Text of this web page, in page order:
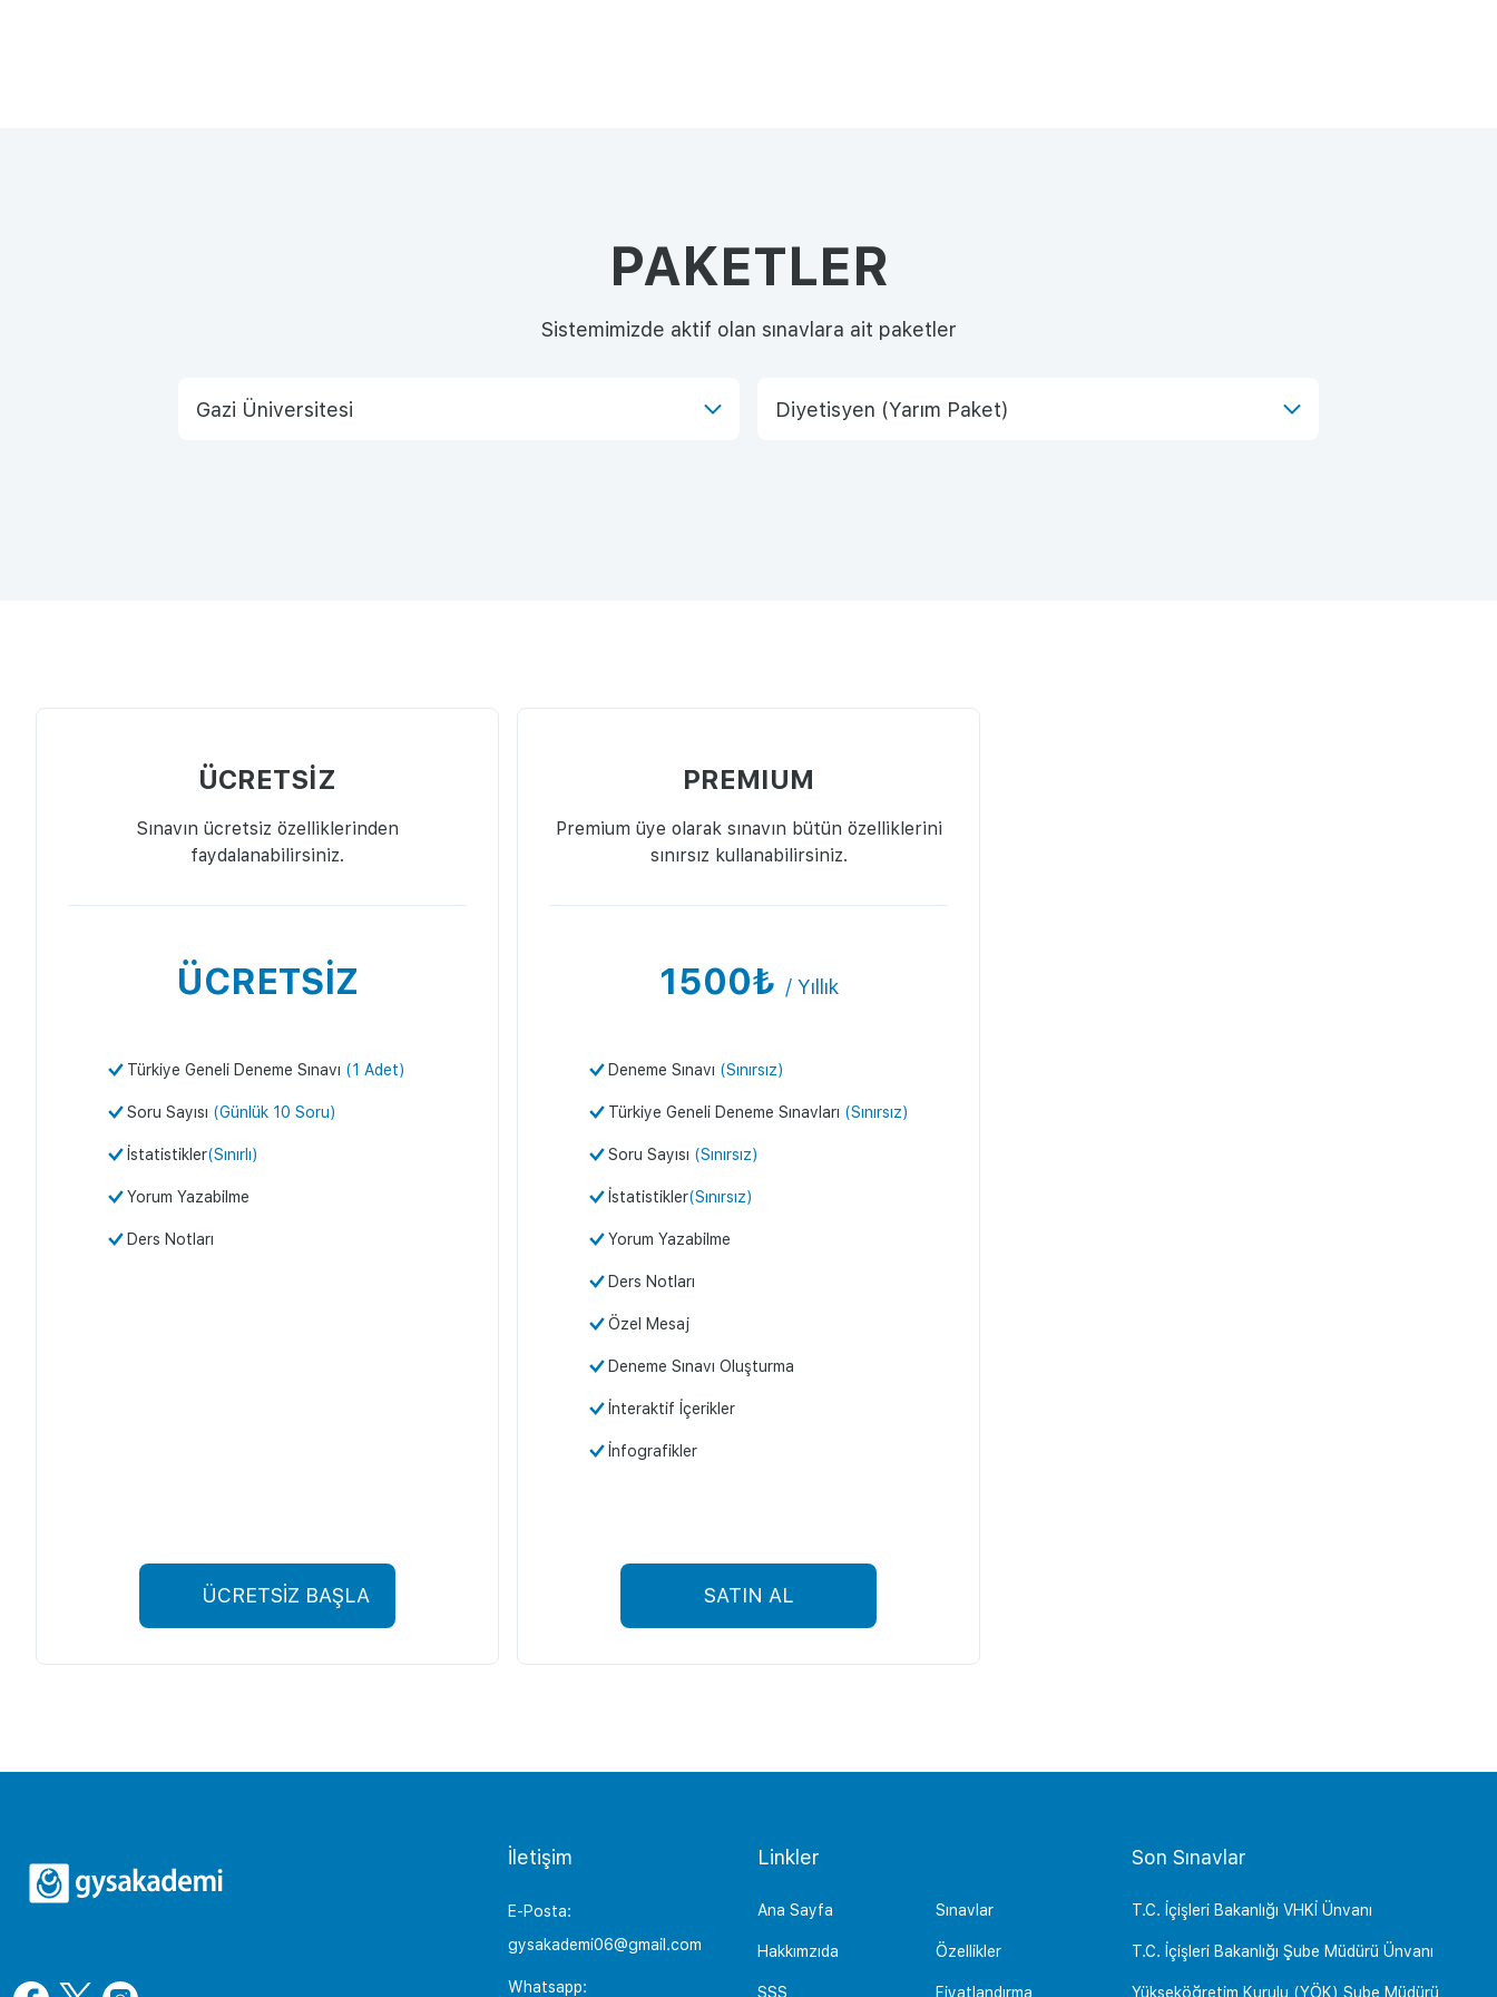
PAKETLER
Sistemimizde aktif olan sınavlara ait paketler
ÜCRETSİZ
Sınavın ücretsiz özelliklerinden
faydalanabilirsiniz.
ÜCRETSİZ
Türkiye Geneli Deneme Sınavı (1 Adet)
Soru Sayısı (Günlük 10 Soru)
İstatistikler(Sınırlı)
Yorum Yazabilme
Ders Notları
ÜCRETSİZ BAŞLA
PREMIUM
Premium üye olarak sınavın bütün özelliklerini
sınırsız kullanabilirsiniz.
1500₺ / Yıllık
Deneme Sınavı (Sınırsız)
Türkiye Geneli Deneme Sınavları (Sınırsız)
Soru Sayısı (Sınırsız)
İstatistikler(Sınırsız)
Yorum Yazabilme
Ders Notları
Özel Mesaj
Deneme Sınavı Oluşturma
İnteraktif İçerikler
İnfografikler
SATIN AL
İletişim
E-Posta:
gysakademi06@gmail.com
Whatsapp:
Linkler
Ana Sayfa
Hakkımzıda
SSS
Sınavlar
Özellikler
Fiyatlandırma
Son Sınavlar
T.C. İçişleri Bakanlığı VHKİ Ünvanı
T.C. İçişleri Bakanlığı Şube Müdürü Ünvanı
Yükseköğretim Kurulu (YÖK) Şube Müdürü